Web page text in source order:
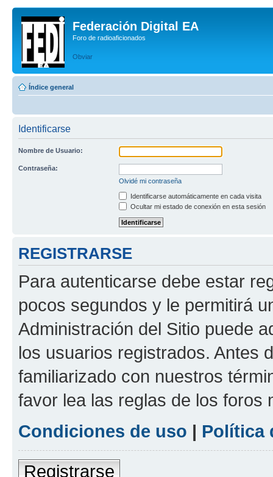
Federación Digital EA
Foro de radioaficionados
Obviar
Índice general
Identificarse
Nombre de Usuario:
Contraseña:
Olvidé mi contraseña
Identificarse automáticamente en cada visita
Ocultar mi estado de conexión en esta sesión
REGISTRARSE
Para autenticarse debe estar
pocos segundos y le permitirá
Administración del Sitio puede
los usuarios registrados. Antes
familiarizado con nuestros
favor lea las reglas de los foros
Condiciones de uso | Política
Registrarse